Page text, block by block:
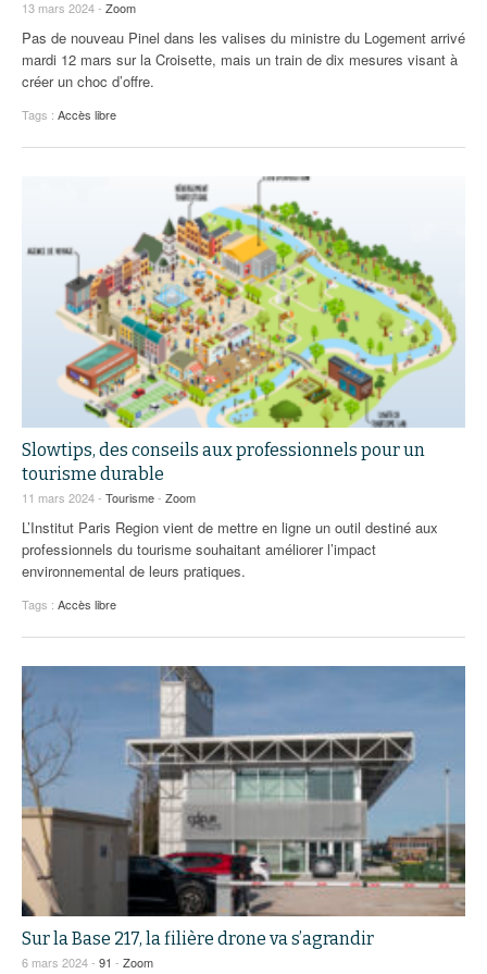
94
95
13 mars 2024 - Zoom
Pas de nouveau Pinel dans les valises du ministre du Logement arrivé
mardi 12 mars sur la Croisette, mais un train de dix mesures visant à
créer un choc d’offre.
Tags : Accès libre
Slowtips, des conseils aux professionnels pour un
tourisme durable
11 mars 2024 - Tourisme- Zoom
L’Institut Paris Region vient de mettre en ligne un outil destiné aux
professionnels du tourisme souhaitant améliorer l’impact
environnemental de leurs pratiques.
Tags : Accès libre
Sur la Base 217, la filière drone va s’agrandir
6 mars 2024 - 91 - Zoom